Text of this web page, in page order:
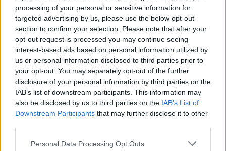
processing of your personal or sensitive information for
targeted advertising by us, please use the below opt-out
section to confirm your selection. Please note that after your
opt-out request is processed you may continue seeing
interest-based ads based on personal information utilized by
us or personal information disclosed to third parties prior to
your opt-out. You may separately opt-out of the further
disclosure of your personal information by third parties on the
IAB’s list of downstream participants. This information may
also be disclosed by us to third parties on the IAB’s List of
Downstream Participants that may further disclose it to other
Personal Data Processing Opt Outs
macht Spaß. Das sollten wir nicht vergessen.
Du hast das Upcycling erwähnt. Dieses Konzept
betreibst du seit Beginn deiner Karriere. Auch viele große
Marken verfolgen inzwischen einen solchen Ansatz.
Welche Fehler sollte man vermeiden, wenn man
nachhaltige Mode für ein großes Publikum entwirft und
produziert?
KG:Man kann nicht alles kontrollieren. Wenn wir an einer
erhalten, wissen wir nie, was genau ankommen wird. Die